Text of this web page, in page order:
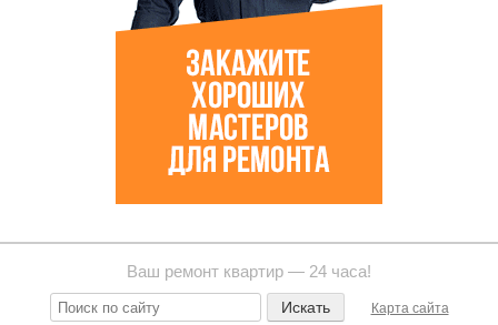
Ваш ремонт квартир — 24 часа!
Карта сайта